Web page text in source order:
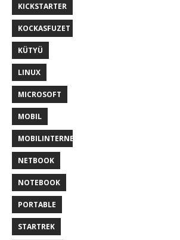
KICKSTARTER
KOCKASFUZET
KÜTYÜ
LINUX
MICROSOFT
MOBIL
MOBILINTERNET
NETBOOK
NOTEBOOK
PORTABLE
STARTREK